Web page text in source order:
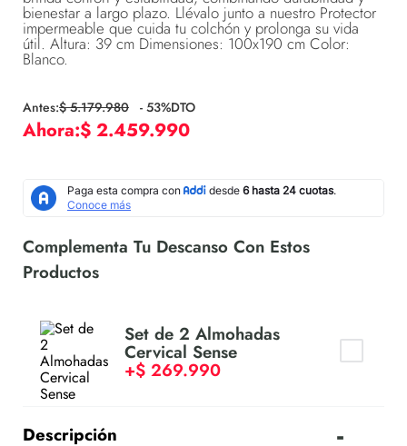
bienestar a largo plazo. Llévalo junto a nuestro Protector
impermeable que cuida tu colchón y prolonga su vida
útil. Altura: 39 cm Dimensiones: 100x190 cm Color:
Blanco.
$ 5.179.980 - 53%DTO
$ 2.459.990
Set de 2 Almohadas
Cervical Sense
+$ 269.990
Descripción